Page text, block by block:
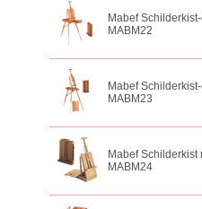
Mabef
MABM22
Mabef
MABM23
Mabef
MABM24